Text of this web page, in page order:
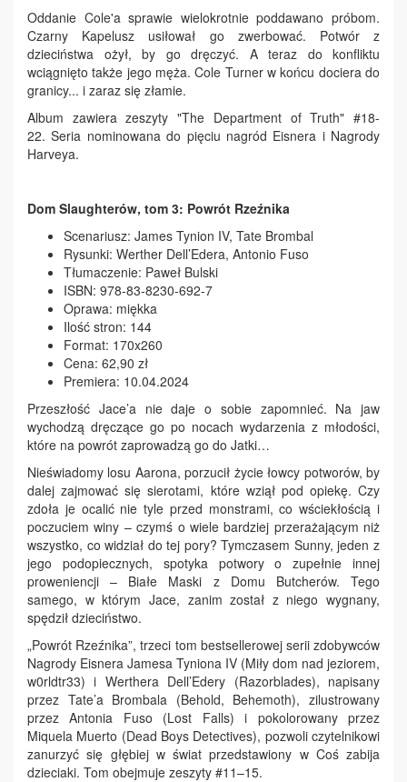
Oddanie Cole'a sprawie wielokrotnie poddawano próbom.
Czarny Kapelusz usiłował go zwerbować. Potwór z
dzieciństwa ożył, by go dręczyć. A teraz do konfliktu
wciągnięto także jego męża. Cole Turner w końcu dociera do
granicy... i zaraz się złamie.
Album zawiera zeszyty "The Department of Truth" #18-
22. Seria nominowana do pięciu nagród Eisnera i Nagrody
Harveya.
Dom Slaughterów, tom 3: Powrót Rzeźnika
Scenariusz: James Tynion IV, Tate Brombal
Rysunki: Werther Dell’Edera, Antonio Fuso
Tłumaczenie: Paweł Bulski
ISBN: 978-83-8230-692-7
Oprawa: miękka
Ilość stron: 144
Format: 170x260
Cena: 62,90 zł
Premiera: 10.04.2024
Przeszłość Jace’a nie daje o sobie zapomnieć. Na jaw
wychodzą dręczące go po nocach wydarzenia z młodości,
które na powrót zaprowadzą go do Jatki…
Nieświadomy losu Aarona, porzucił życie łowcy potworów, by
dalej zajmować się sierotami, które wziął pod opiekę. Czy
zdoła je ocalić nie tyle przed monstrami, co wściekłością i
poczuciem winy – czymś o wiele bardziej przerażającym niż
wszystko, co widział do tej pory? Tymczasem Sunny, jeden z
jego podopiecznych, spotyka potwory o zupełnie innej
proweniencji – Białe Maski z Domu Butcherów. Tego
samego, w którym Jace, zanim został z niego wygnany,
spędził dzieciństwo.
„Powrót Rzeźnika”, trzeci tom bestsellerowej serii zdobywców
Nagrody Eisnera Jamesa Tyniona IV (Miły dom nad jeziorem,
w0rldtr33) i Werthera Dell’Edery (Razorblades), napisany
przez Tate’a Brombala (Behold, Behemoth), zilustrowany
przez Antonia Fuso (Lost Falls) i pokolorowany przez
Miquela Muerto (Dead Boys Detectives), pozwoli czytelnikowi
zanurzyć się głębiej w świat przedstawiony w Coś zabija
dzieciaki. Tom obejmuje zeszyty #11–15.